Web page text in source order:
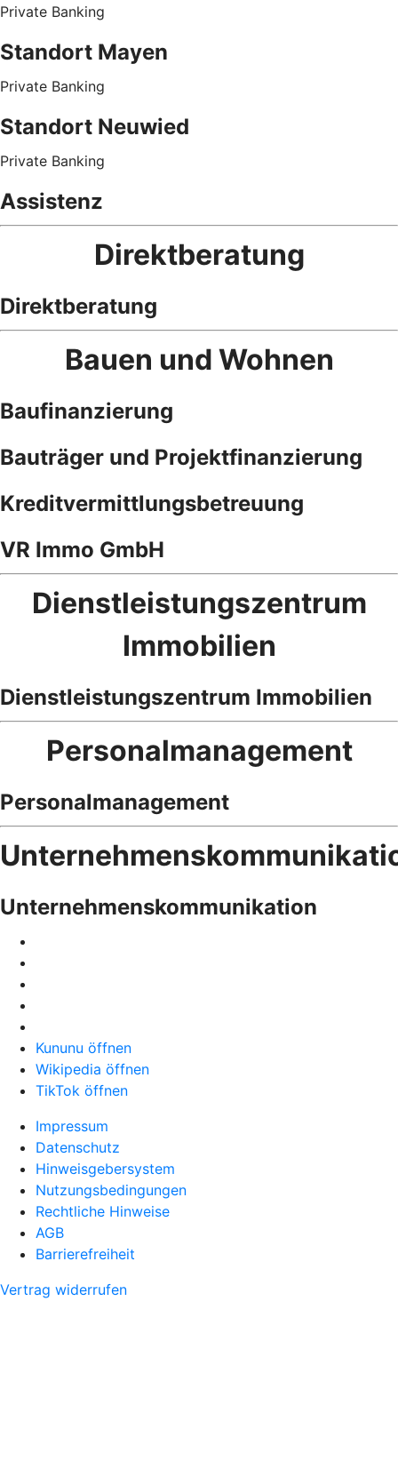
Private Banking
Standort Mayen
Private Banking
Standort Neuwied
Private Banking
Assistenz
Direktberatung
Direktberatung
Bauen und Wohnen
Baufinanzierung
Bauträger und Projektfinanzierung
Kreditvermittlungsbetreuung
VR Immo GmbH
Dienstleistungszentrum
Immobilien
Dienstleistungszentrum Immobilien
Personalmanagement
Personalmanagement
Unternehmenskommunikation
Kununu öffnen
Wikipedia öffnen
TikTok öffnen
Impressum
Datenschutz
Hinweisgebersystem
Nutzungsbedingungen
Rechtliche Hinweise
AGB
Barrierefreiheit
Vertrag widerrufen